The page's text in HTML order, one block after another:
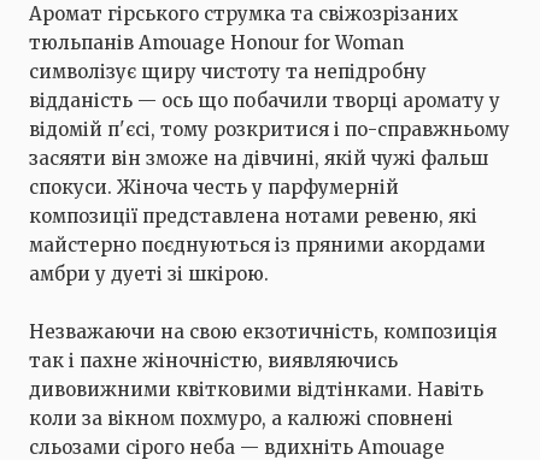
Аромат гірського струмка та свіжозрізаних
тюльпанів Amouage Honour for Woman
символізує щиру чистоту та непідробну
відданість — ось що побачили творці аромату у
відомій п'єсі, тому розкритися і по-справжньому
засяяти він зможе на дівчині, якій чужі фальш
спокуси. Жіноча честь у парфумерній
композиції представлена ​​нотами ревеню, які
майстерно поєднуються із пряними акордами
амбри у дуеті зі шкірою.
Незважаючи на свою екзотичність, композиція
так і пахне жіночністю, виявляючись
дивовижними квітковими відтінками. Навіть
коли за вікном похмуро, а калюжі сповнені
сльозами сірого неба — вдихніть Amouage